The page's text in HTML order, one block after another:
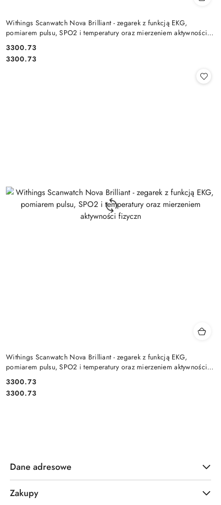
Withings Scanwatch Nova Brilliant - zegarek z funkcją EKG,
pomiarem pulsu, SPO2 i temperatury oraz mierzeniem aktywności
Cena:
3300.73
Cena:
3300.73
Withings Scanwatch Nova Brilliant - zegarek z funkcją EKG,
pomiarem pulsu, SPO2 i temperatury oraz mierzeniem aktywności
Cena:
3300.73
Cena:
3300.73
Dane adresowe
Zakupy